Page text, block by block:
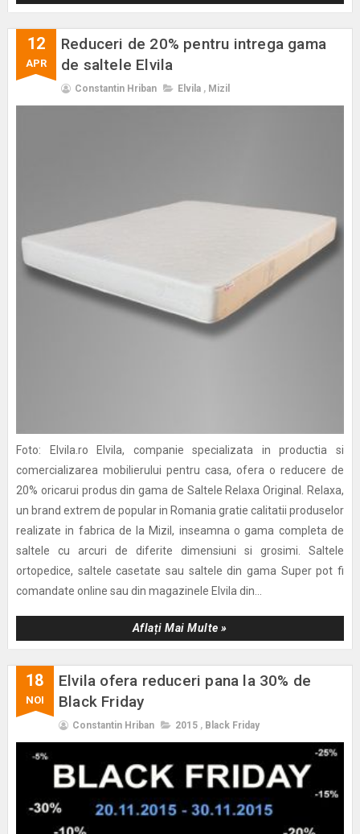
12
APR
Reduceri de 20% pentru intrega gama
de saltele Elvila
Constantin Hriban Elvila , Mizil
Foto: Elvila.ro Elvila, companie specializata in productia si
comercializarea mobilierului pentru casa, ofera o reducere de
20% oricarui produs din gama de Saltele Relaxa Original. Relaxa,
un brand extrem de popular in Romania gratie calitatii produselor
realizate in fabrica de la Mizil, inseamna o gama completa de
saltele cu arcuri de diferite dimensiuni si grosimi. Saltele
ortopedice, saltele casetate sau saltele din gama Super pot fi
comandate online sau din magazinele Elvila din...
Aflați Mai Multe »
18
NOI
Elvila ofera reduceri pana la 30% de
Black Friday
Constantin Hriban 2015 , Black Friday